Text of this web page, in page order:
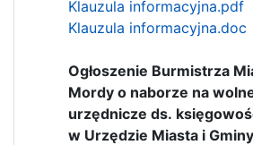
Klauzula informacyjna.pdf
Klauzula informacyjna.doc
Ogłoszenie Burmistrza
Mordy o naborze na
urzędnicze ds.
w Urzędzie Miasta i